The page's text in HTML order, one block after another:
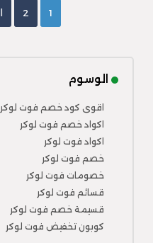
1
2
الوسوم
اقوى كود خصم فوت لوكر
اكواد خصم فوت لوكر
اكواد فوت لوكر
خصم فوت لوكر
خصومات فوت لوكر
قسائم فوت لوكر
قسيمة خصم فوت لوكر
كوبون تخفيض فوت لوكر